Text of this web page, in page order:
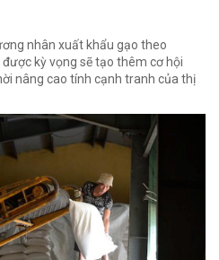
nhân xuất khẩu gạo theo
kỳ vọng sẽ tạo thêm cơ hội
nâng cao tính cạnh tranh của thị